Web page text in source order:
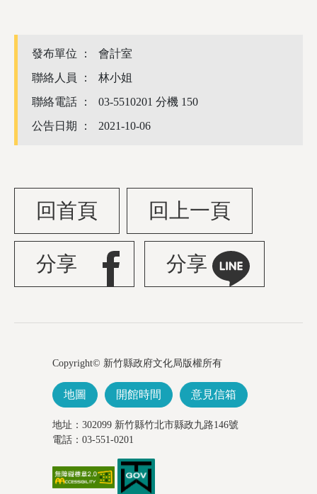
發布單位 ：
會計室
聯絡人員 ：
林小姐
聯絡電話 ：
03-5510201 分機 150
公告日期 ：
2021-10-06
回首頁 回上一頁
分享 分享
Copyright© 新竹縣政府文化局版權所有
地圖 開館時間 意見信箱
地址：302099 新竹縣竹北市縣政九路146號
電話：03-551-0201